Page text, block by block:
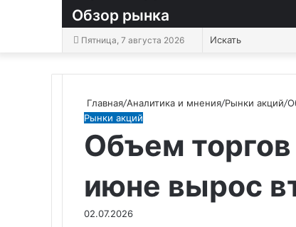
Обзор рынка
Пятница, 7 августа 2026
Главная/Аналитика и мнения/Рынки акций/
Рынки акций
Объем
июне вырос
02.07.2026